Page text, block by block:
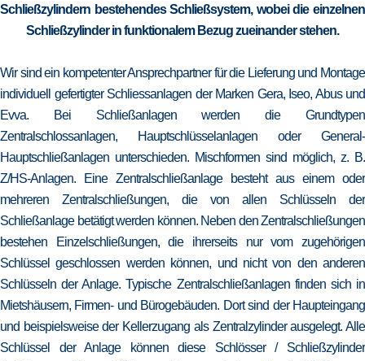
Schließzylindern bestehendes Schließsystem, wobei die einzelnen
Schließzylinder in funktionalem Bezug zueinander stehen.
Wir sind ein kompetenter Ansprechpartner für die Lieferung und Montage
individuell gefertigter Schliessanlagen der Marken Gera, Iseo, Abus und
Evva. Bei Schließanlagen werden die Grundtypen
Zentralschlossanlagen, Hauptschlüsselanlagen oder General-
Hauptschließanlagen unterschieden. Mischformen sind möglich, z. B.
Z/HS-Anlagen. Eine Zentralschließanlage besteht aus einem oder
mehreren Zentralschließungen, die von allen Schlüsseln der
Schließanlage betätigt werden können. Neben den Zentralschließungen
bestehen Einzelschließungen, die ihrerseits nur vom zugehörigen
Schlüssel geschlossen werden können, und nicht von den anderen
Schlüsseln der Anlage. Typische Zentralschließanlagen finden sich in
Mietshäusern, Firmen- und Bürogebäuden. Dort sind der Haupteingang
und beispielsweise der Kellerzugang als Zentralzylinder ausgelegt. Alle
Schlüssel der Anlage können diese Schlösser / Schließzylinder